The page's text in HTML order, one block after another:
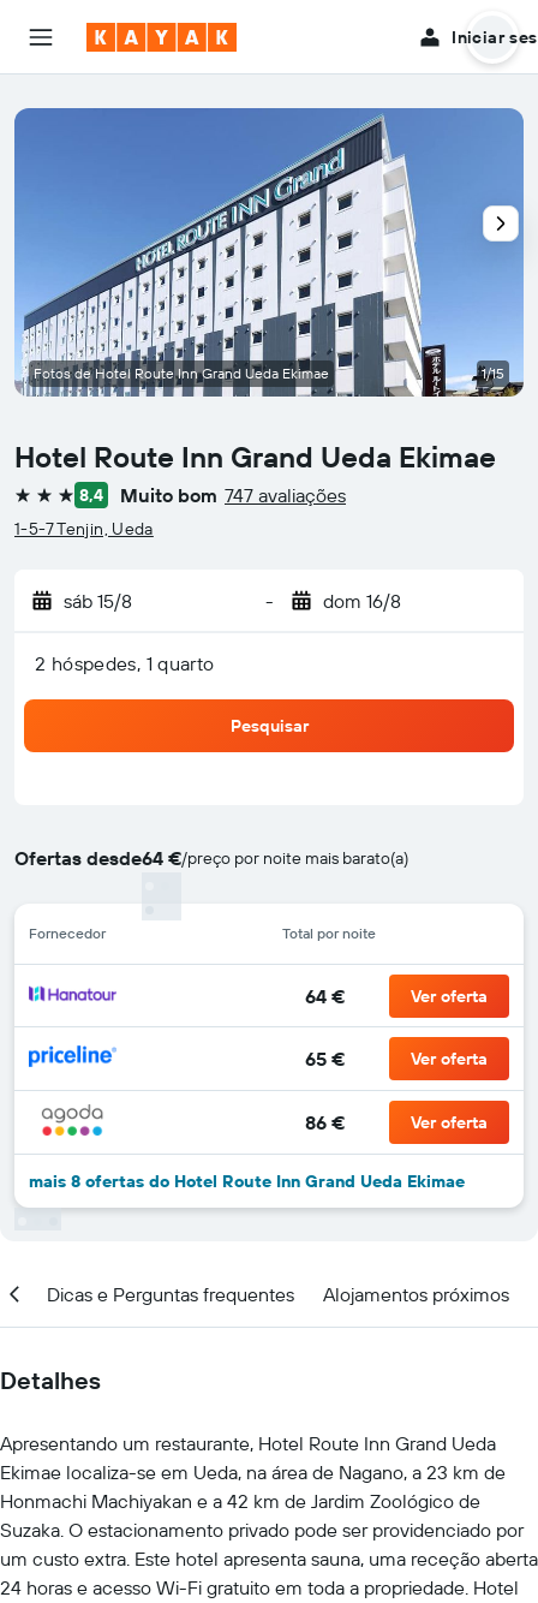
Iniciar
Hotel Route Inn Grand Ueda Ekimae
3 estrelas8,4 Muito bom 747 avaliações
1-5-7 Tenjin, Ueda
sáb 15/8 - dom 16/8
2 hóspedes, 1 quarto
Pesquisar
Ofertas desde64 €/preço por noite mais barato(a)
Fornecedor Total por noite
64 € Ver oferta
65 € Ver oferta
86 € Ver oferta
mais 8 ofertas do Hotel Route Inn Grand Ueda Ekimae
Fotos de Hotel Route Inn Grand Ueda Ekimae 1/15
Dicas e Perguntas frequentes Alojamentos próximos
Detalhes
Apresentando um restaurante, Hotel Route Inn Grand Ueda
Ekimae localiza-se em Ueda, na área de Nagano, a 23 km de
Honmachi Machiyakan e a 42 km de Jardim Zoológico de
Suzaka. O estacionamento privado pode ser providenciado por
um custo extra. Este hotel apresenta sauna, uma receção aberta
24 horas e acesso Wi-Fi gratuito em toda a propriedade. Hotel